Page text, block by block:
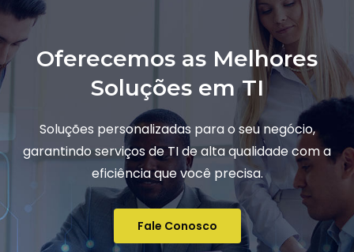
Oferecemos as Melhores
Soluções em TI
Soluções personalizadas para o seu negócio,
garantindo serviços de TI de alta qualidade com a
eficiência que você precisa.
Fale Conosco